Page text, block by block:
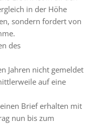
in der Höhe
sondern fordert von
des
Jahren nicht gemeldet
auf eine
Brief erhalten mit
nun bis zum